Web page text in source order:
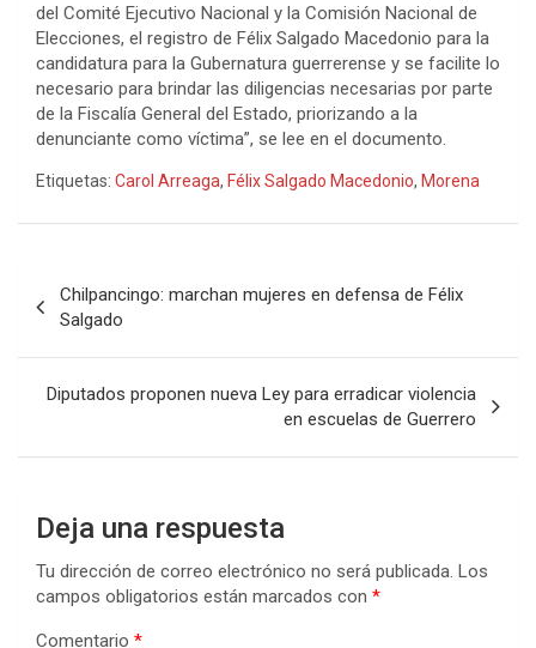
del Comité Ejecutivo Nacional y la Comisión Nacional de
Elecciones, el registro de Félix Salgado Macedonio para la
candidatura para la Gubernatura guerrerense y se facilite lo
necesario para brindar las diligencias necesarias por parte
de la Fiscalía General del Estado, priorizando a la
denunciante como víctima”, se lee en el documento.
Etiquetas: Carol Arreaga, Félix Salgado Macedonio, Morena
de
entradas
Chilpancingo: marchan mujeres en defensa de Félix
Salgado
Diputados proponen nueva Ley para erradicar violencia
en escuelas de Guerrero
Deja una respuesta
Tu dirección de correo electrónico no será publicada. Los
campos obligatorios están marcados con *
Comentario *